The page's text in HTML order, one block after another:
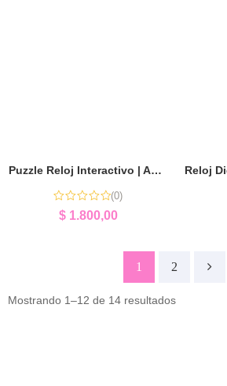
Puzzle Reloj Interactivo | Aprender la Hora Jugando
(0)
$1.800,00
1 2
Mostrando 1–12 de 14 resultados